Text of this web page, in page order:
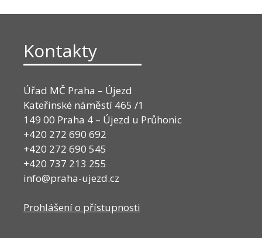
Kontakty
Úřad MČ Praha – Újezd
Kateřinské náměstí 465 /1
149 00 Praha 4 – Újezd u Průhonic
+420 272 690 692
+420 272 690 545
+420 737 213 255
info@praha-ujezd.cz
Prohlášení o přístupnosti